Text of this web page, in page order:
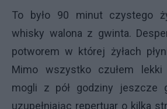
To było 90 minut czystego
whisky walona z gwinta.
potworem w której żyłach
Mimo wszystko czułem lekki
mogli z pół godziny jeszcze
uzupełniając repertuar o kilka